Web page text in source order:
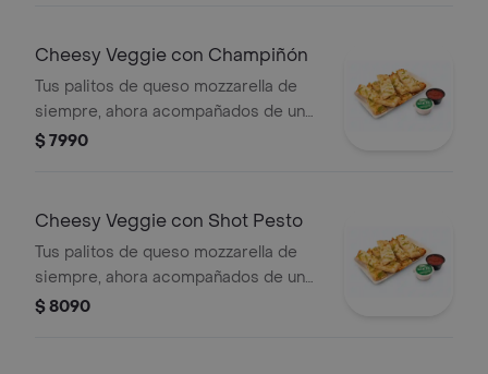
Cheesy Veggie con Champiñón
Tus palitos de queso mozzarella de
siempre, ahora acompañados de un
vegetal o shot a tu elección.
$ 7990
Cheesy Veggie con Shot Pesto
Tus palitos de queso mozzarella de
siempre, ahora acompañados de un
vegetal o shot a tu elección.
$ 8090